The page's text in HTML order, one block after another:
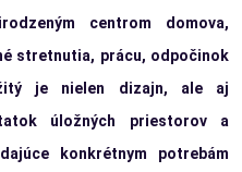
centrom domova,
stretnutia, prácu, odpočinok
je nielen dizajn, ale aj
úložných priestorov a
konkrétnym potrebám